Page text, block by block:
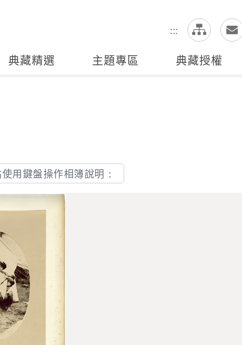
:::
全站搜尋
典藏精選 主題專區 典藏授權
用鍵盤操作相簿說明：